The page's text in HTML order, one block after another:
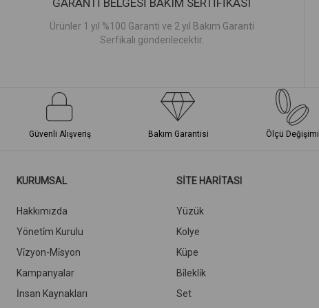
GARANTİ BELGESİ BAKIM SERTİFİKASI
Ürünler 1 yıl %100 Garanti ve 2 yıl Bakım Garanti
Serfikalı gönderilecektir.
Güvenli Alışveriş Bakım Garantisi Ölçü Değişimi
KURUMSAL
Hakkımızda
Yöneti̇m Kurulu
Vi̇zyon-Mi̇syon
Kampanyalar
İnsan Kaynakları
SİTE HARİTASI
Yüzük
Kolye
Küpe
Bi̇lekli̇k
Set